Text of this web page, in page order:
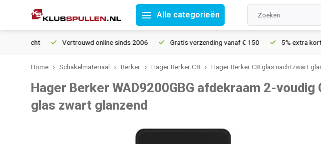
Alle categorieën
Vertrouwd online sinds 2006 Gratis verzending vanaf € 150 5% extra korting
Home Schakelmateriaal Berker Hager Berker C8 Hager Berker C8 glas nachtzwart
Hager Berker WAD9200GBG afdekraam 2-voudig
glas zwart glanzend